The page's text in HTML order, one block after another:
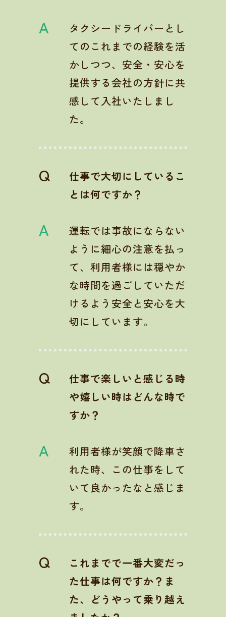
A
タクシードライバーとし
てのこれまでの経験を活
かしつつ、安全・安心を
提供する会社の方針に共
感して入社いたしまし
た。
Q
仕事で大切にしているこ
とは何ですか？
A
運転では事故にならない
ように細心の注意を払っ
て、利用者様には穏やか
な時間を過ごしていただ
けるよう安全と安心を大
切にしています。
Q
仕事で楽しいと感じる時
や嬉しい時はどんな時で
すか？
A
利用者様が笑顔で降車さ
れた時、この仕事をして
いて良かったなと感じま
す。
Q
これまでで一番大変だっ
た仕事は何ですか？ま
た、どうやって乗り越え